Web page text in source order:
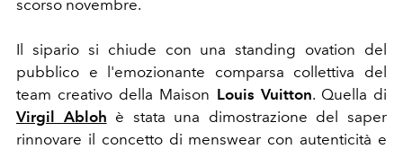
scorso novembre.
Il sipario si chiude con una standing ovation del
pubblico e l'emozionante comparsa collettiva del
team creativo della Maison Louis Vuitton. Quella di
Virgil Abloh è stata una dimostrazione del saper
rinnovare il concetto di menswear con autenticità e